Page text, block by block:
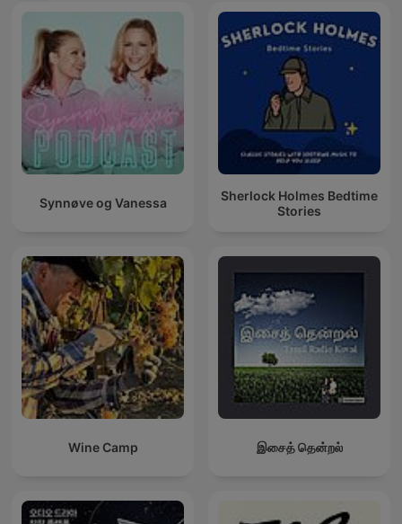
Synnøve og Vanessa
Sherlock Holmes Bedtime
Stories
Wine Camp இசைத் தென்றல்